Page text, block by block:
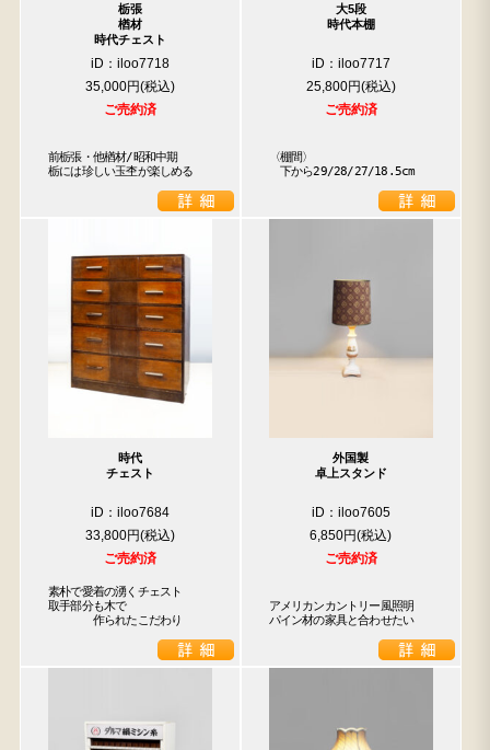
栃張
楢材
時代チェスト
iD：iloo7718
35,000円
ご売約済
前栃張・他楢材/昭和中期
栃には珍しい玉杢が楽しめる
大5段
時代本棚
iD：iloo7717
25,800円
ご売約済
〈棚間〉
下から29/28/27/18.5cm
時代
チェスト
iD：iloo7684
33,800円
ご売約済
素朴で愛着の湧くチェスト
取手部分も木で
作られたこだわり
外国製
卓上スタンド
iD：iloo7605
6,850円
ご売約済
アメリカンカントリー風照明
パイン材の家具と合わせたい